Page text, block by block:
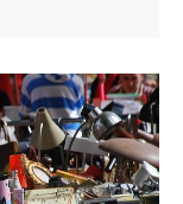
chiner et
inscriptions